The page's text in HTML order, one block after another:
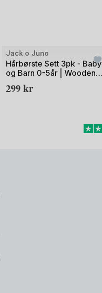
Bilde
av
2
Jack o Juno
Hårbørste Sett 3pk - Baby
og Barn 0-5år | Wooden
299kr